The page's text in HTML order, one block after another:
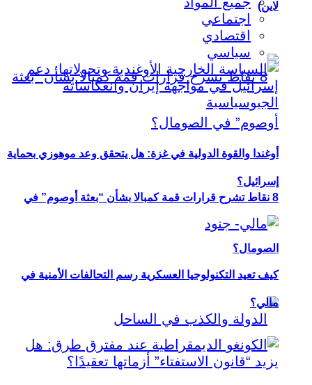
لاين)
8 نقاط تشرح قرارات قمة كمبالا بشأن “بعثة أوصوم” في
الصومال؟
اجتماعي
اقتصادي
سياسي
أوغندا والقوة الدولية في غزة: هل يتحقق وعد موهوزي بحماية
إسرائيل؟
كيف تعيد التكنولوجيا العسكرية رسم التحالفات الأمنية في
مالي؟